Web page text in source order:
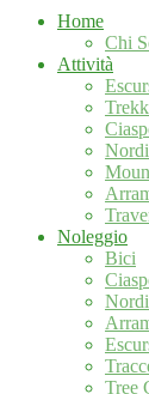
Home
Chi
Attività
Noleggio
Bici
Tree